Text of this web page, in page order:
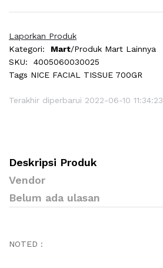
Laporkan Produk
Kategori:
Mart/Produk Mart Lainnya
SKU:
4005060030025
Tags NICE FACIAL TISSUE 700GR
Terakhir diperbarui 2022-06-10 11:34:23
Deskripsi Produk
Vendor
Belum ada ulasan
NOTED :